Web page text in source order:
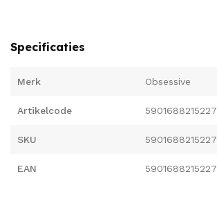
Specificaties
Merk Obsessive
Artikelcode 5901688215227
SKU 5901688215227
EAN 5901688215227